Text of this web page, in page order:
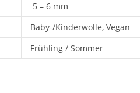
5 – 6 mm
Baby-/Kinderwolle, Vegan
Frühling / Sommer